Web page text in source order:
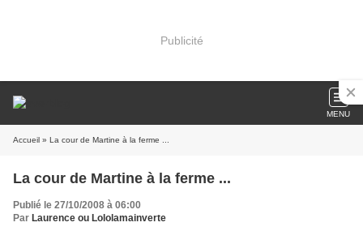
Publicité
MENU
Accueil » La cour de Martine à la ferme ...
La cour de Martine à la ferme ...
Publié le 27/10/2008 à 06:00
Par Laurence ou Lololamainverte